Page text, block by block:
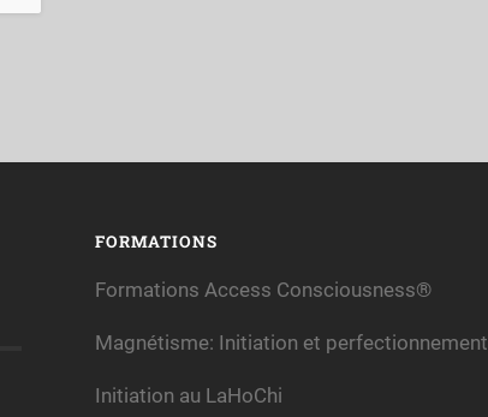
FORMATIONS
Formations Access Consciousness®
Magnétisme: Initiation et perfectionnement
Initiation au LaHoChi